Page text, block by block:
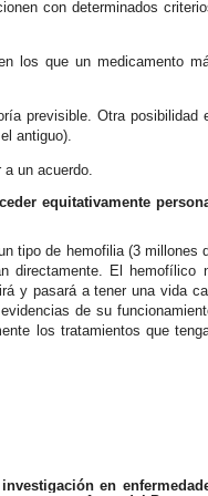
con determinados
los que un medicamento
previsible. Otra posibilidad
antiguo).
un acuerdo.
equitativamente
tipo de hemofilia (3 millones
directamente. El hemofílico
y pasará a tener una vida
de su
los tratamientos que
en